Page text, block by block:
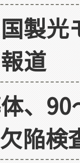
製光
道
、
陥検